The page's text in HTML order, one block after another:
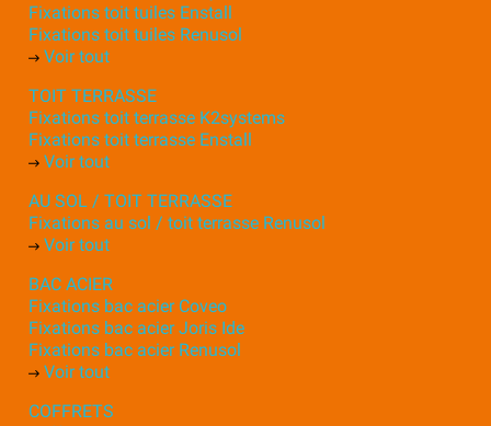
Fixations toit tuiles Enstall
Fixations toit tuiles Renusol
Voir tout
TOIT TERRASSE
Fixations toit terrasse K2systems
Fixations toit terrasse Enstall
Voir tout
AU SOL / TOIT TERRASSE
Fixations au sol / toit terrasse Renusol
Voir tout
BAC ACIER
Fixations bac acier Coveo
Fixations bac acier Joris Ide
Fixations bac acier Renusol
Voir tout
COFFRETS